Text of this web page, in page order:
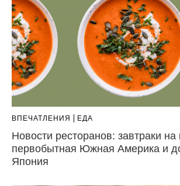
ВПЕЧАТЛЕНИЯ ЕДА
Новости ресторанов: завтраки на
первобытная Южная Америка и
Япония